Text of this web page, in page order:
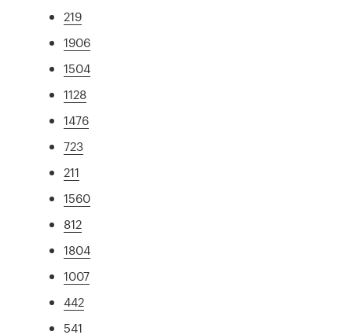
219
1906
1504
1128
1476
723
211
1560
812
1804
1007
442
541